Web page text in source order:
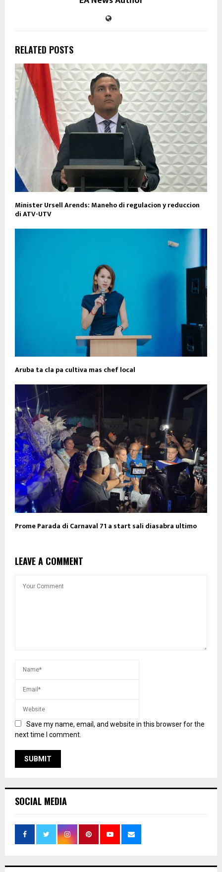
RELATED POSTS
Minister Ursell Arends: Maneho di regulacion y reduccion
di ATV-UTV
Aruba ta cla pa cultiva mas chef local
Prome Parada di Carnaval 71 a start sali diasabra ultimo
LEAVE A COMMENT
Save my name, email, and website in this browser for the
next time I comment.
SOCIAL MEDIA